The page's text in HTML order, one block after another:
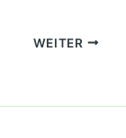
WEITER